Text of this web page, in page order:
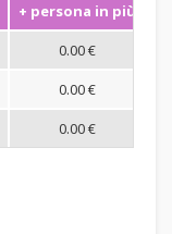
+ persona in più
0.00 €
0.00 €
0.00 €